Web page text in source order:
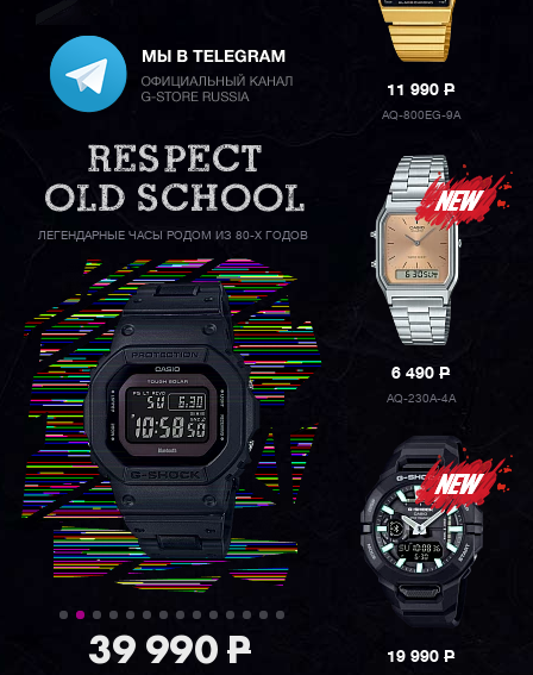
ЛЕГЕНДАРНЫЕ ЧАСЫ РОДОМ ИЗ 80-Х ГОДОВ
39 990P
11 990P
AQ-800EG-9A
6 490P
AQ-230A-4A
19 990P